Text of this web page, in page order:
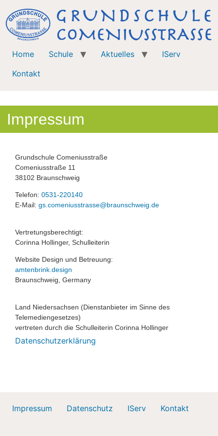
Home Schule Aktuelles
IServ
Kontakt
Impressum
Grundschule Comeniusstraße
Comeniusstraße 11
38102 Braunschweig
Telefon:0531-220140
E-Mail:gs.comeniusstrasse@braunschweig.de
Vertretungsberechtigt:
Corinna Hollinger, Schulleiterin
Website Design und Betreuung:
amtenbrink.design
Braunschweig, Germany
Land Niedersachsen (Dienstanbieter im Sinne des
Telemediengesetzes)
vertreten durch die Schulleiterin Corinna Hollinger
Datenschutzerklärung
Impressum Datenschutz IServ Kontakt